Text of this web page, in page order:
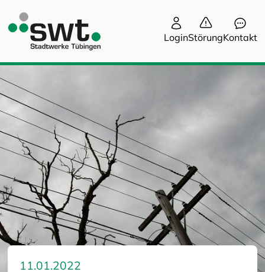
LoginStörungKontakt
11.01.2022